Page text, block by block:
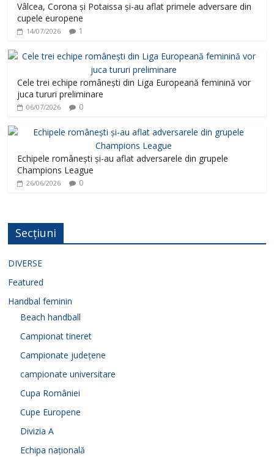
Vâlcea, Corona și Potaissa și-au aflat primele adversare din
cupele europene
14/07/2026 1
Cele trei echipe românești din Liga Europeană feminină vor
juca tururi preliminare
06/07/2026 0
Echipele românești și-au aflat adversarele din grupele
Champions League
26/06/2026 0
Secțiuni
DIVERSE
Featured
Handbal feminin
Beach handball
Campionat tineret
Campionate județene
campionate universitare
Cupa României
Cupe Europene
Divizia A
Echipa națională